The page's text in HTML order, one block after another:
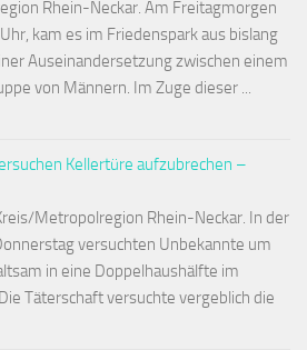
Rhein-Neckar. Am Freitagmorgen
kam es im Friedenspark aus bislang
Auseinandersetzung zwischen einem
von Männern. Im Zuge dieser ...
Kellertüre aufzubrechen –
Metropolregion Rhein-Neckar. In der
versuchten Unbekannte um
in eine Doppelhaushälfte im
Täterschaft versuchte vergeblich die